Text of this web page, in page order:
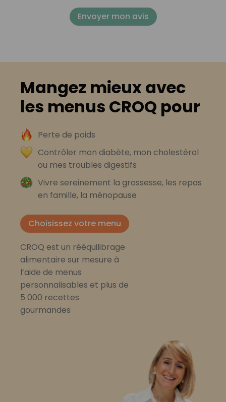
Envoyer mon avis
Mangez mieux avec
les menus CROQ pour
Perte de poids
Contrôler mon diabète, mon cholestérol
ou mes troubles digestifs
Vivre sereinement la grossesse, les repas
en famille, la ménopause
Choisissez votre menu
CROQ est un rééquilibrage
alimentaire sur mesure à
l’aide de menus
personnalisables et plus de
5 000 recettes
gourmandes